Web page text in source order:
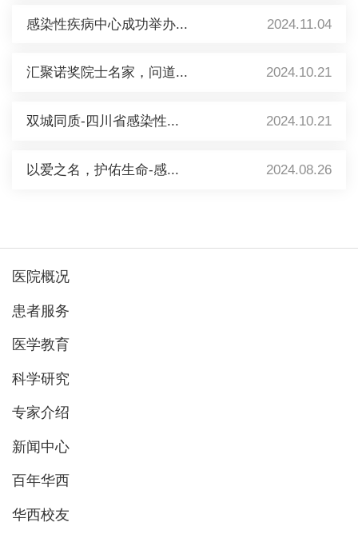
感染性疾病中心成功举办... 2024.11.04
汇聚诺奖院士名家，问道... 2024.10.21
双城同质-四川省感染性... 2024.10.21
以爱之名，护佑生命-感... 2024.08.26
医院概况
患者服务
医学教育
科学研究
专家介绍
新闻中心
百年华西
华西校友